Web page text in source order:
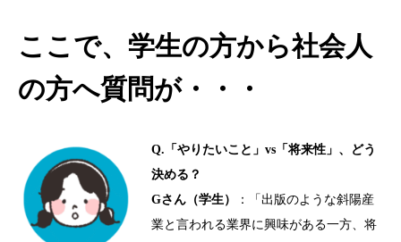
ここで、学生の方から社会人
の方へ質問が・・・
Q. 「やりたいこと」 vs 「将来性」、どう
決める？
Gさん（学生）
：「出版のような斜陽産
業と言われる業界に興味がある一方、将